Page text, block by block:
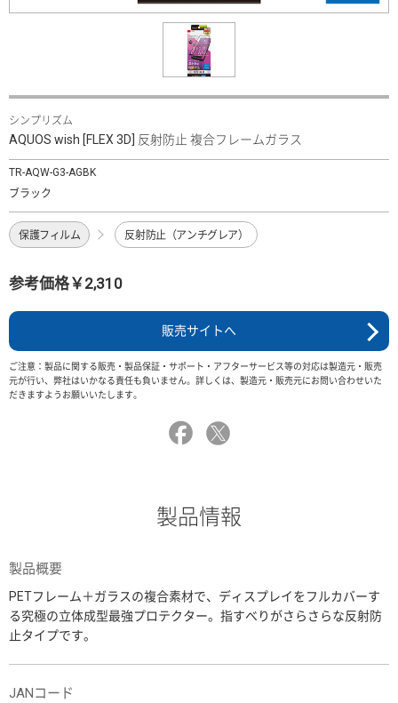
シンプリズム
AQUOS wish [FLEX 3D] 反射防止 複合フレームガラス
TR-AQW-G3-AGBK
ブラック
保護フィルム 反射防止（アンチグレア）
参考価格￥2,310
販売サイトへ
ご注意：製品に関する販売・製品保証・サポート・アフターサービス等の対応は製造元・販売
元が行い、弊社はいかなる責任も負いません。詳しくは、製造元・販売元にお問い合わせいた
だきますようお願いいたします。
製品情報
製品概要
PETフレーム＋ガラスの複合素材で、ディスプレイをフルカバーす
る究極の立体成型最強プロテクター。指すべりがさらさらな反射防
止タイプです。
JANコード